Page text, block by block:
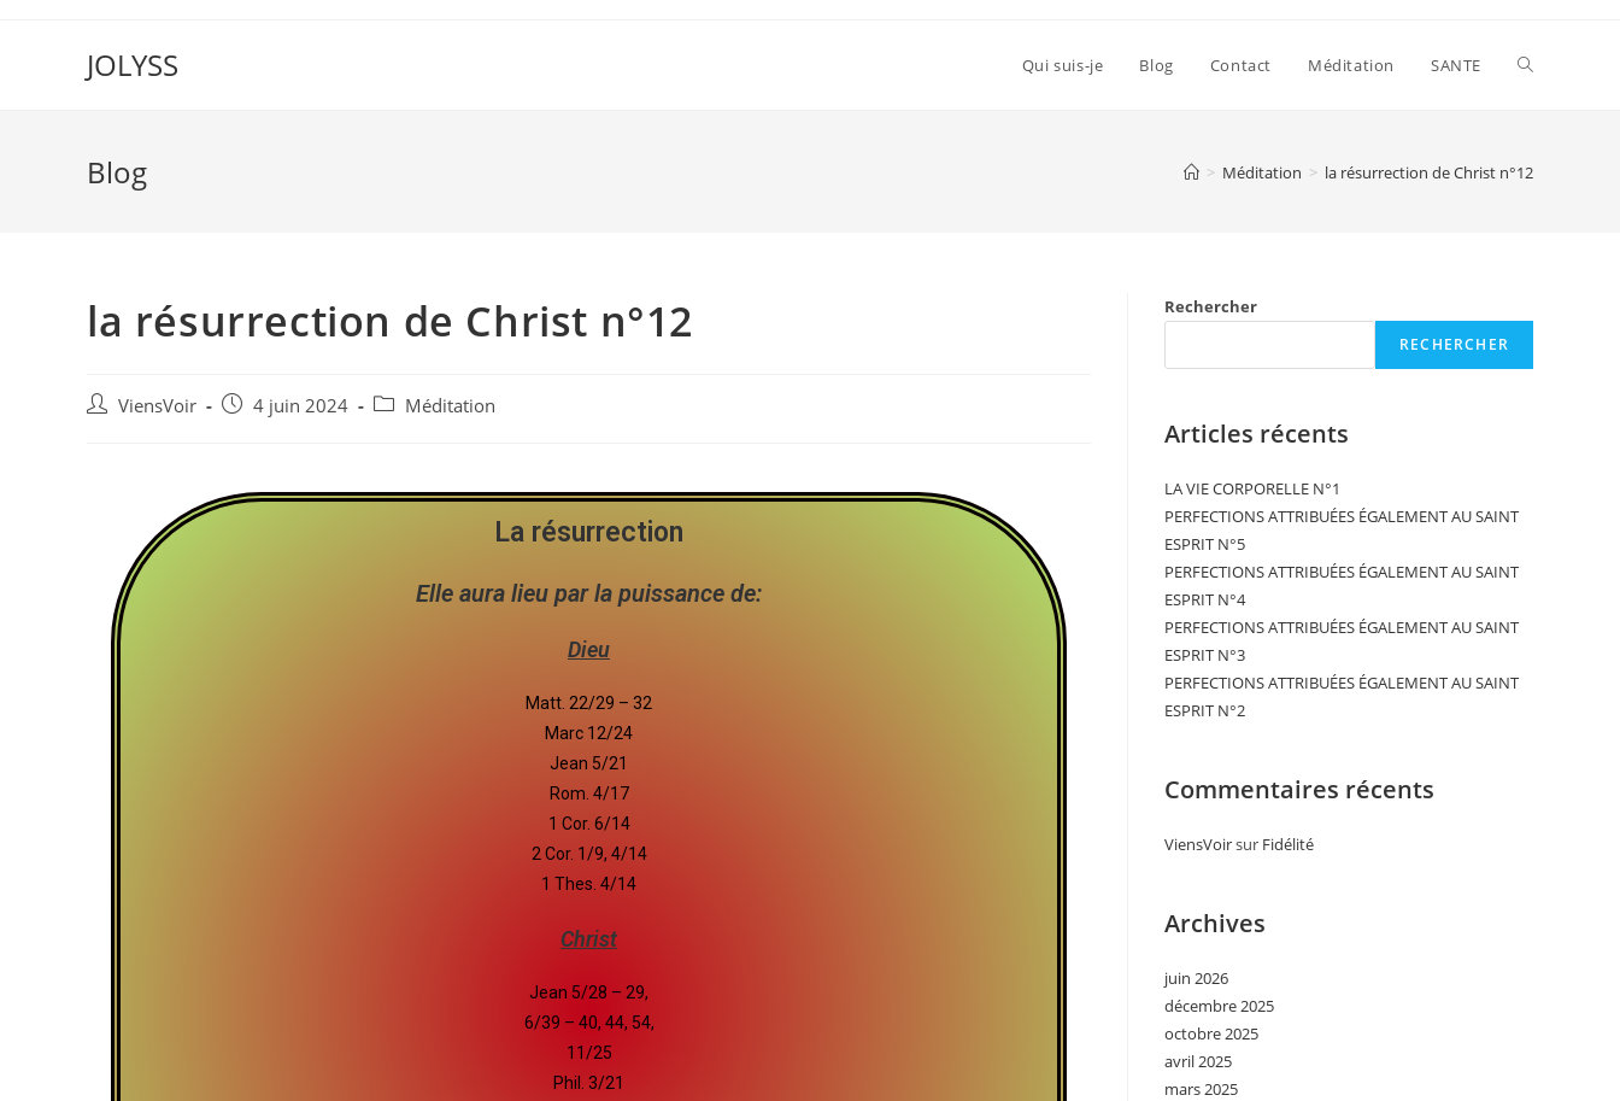
JOLYSS Qui suis-je Blog Contact Méditation SANTE
Blog > Méditation > la résurrection de Christ n°12
la résurrection de Christ n°12
ViensVoir 4 juin 2024 Méditation
La résurrection
Elle aura lieu par la puissance de:
Dieu
Matt. 22/29 – 32
Marc 12/24
Jean 5/21
Rom. 4/17
1 Cor. 6/14
2 Cor. 1/9, 4/14
1 Thes. 4/14
Christ
Jean 5/28 – 29,
6/39 – 40, 44, 54,
11/25
Phil. 3/21
Rechercher
RECHERCHER
Articles récents
LA VIE CORPORELLE N°1
PERFECTIONS ATTRIBUÉES ÉGALEMENT AU SAINT
ESPRIT N°5
PERFECTIONS ATTRIBUÉES ÉGALEMENT AU SAINT
ESPRIT N°4
PERFECTIONS ATTRIBUÉES ÉGALEMENT AU SAINT
ESPRIT N°3
PERFECTIONS ATTRIBUÉES ÉGALEMENT AU SAINT
ESPRIT N°2
Commentaires récents
ViensVoirsur Fidélité
Archives
juin 2026
décembre 2025
octobre 2025
avril 2025
mars 2025